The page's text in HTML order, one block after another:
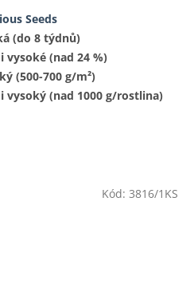
Kód: 3816/1KS
Seeds
(do 8 týdnů)
vysoké (nad 24 %)
(500-700 g/m²)
vysoký (nad 1000 g/rostlina)